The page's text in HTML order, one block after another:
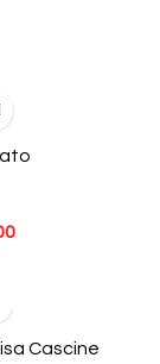
Cascine